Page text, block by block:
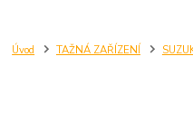
Úvod TAŽNÁ ZAŘÍZENÍ